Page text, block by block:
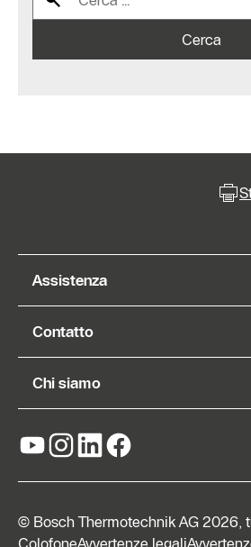
Cerca
Assistenza
Contatto
Chi siamo
© Bosch Thermotechnik AG 2026,
ColofoneAvvertenze legali